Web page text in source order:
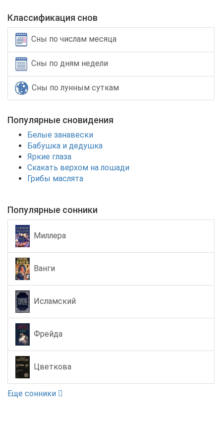
Классификация снов
Сны по числам месяца
Сны по дням недели
Сны по лунным суткам
Популярные сновидения
Белые занавески
Бабушка и дедушка
Яркие глаза
Скакать верхом на лошади
Грибы маслята
Популярные сонники
Миллера
Ванги
Исламский
Фрейда
Цветкова
Еще сонники